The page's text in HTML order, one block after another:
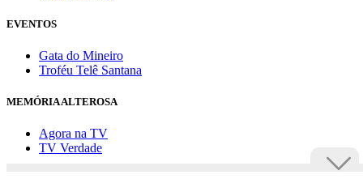
EVENTOS
Gata do Mineiro
Troféu Telê Santana
MEMÓRIA ALTEROSA
Agora na TV
TV Verdade